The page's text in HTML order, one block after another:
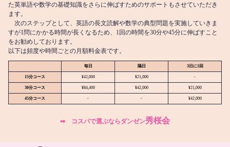
た英単語や数学の基礎知識をさらに伸ばすためのサポートもさせていただき
ます。
次のステップとして、英語の長文読解や数学の典型問題を実施していきま
すが1問にかかる時間が長くなるため、1回の時間を30分や45分に伸ばすこと
をお勧めしております。
以下は頻度や時間ごとの月額料金表です。
毎日 隔日 3日に1回
15分コース ¥42,000 ¥21,000 -
30分コース ¥84,400 ¥42,000 ¥21,000
45分コース - - ¥42,000
➡︎ コスパで選ぶならダンゼン秀桜会